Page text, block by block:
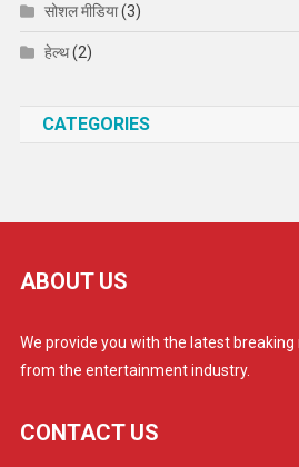
सोशल मीडिया(3)
हेल्थ(2)
CATEGORIES
ABOUT US
We provide you with the latest
from the entertainment industry.
CONTACT US